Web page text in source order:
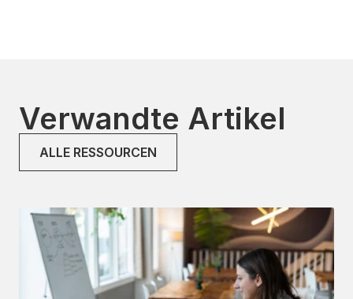
Verwandte Artikel
ALLE RESSOURCEN